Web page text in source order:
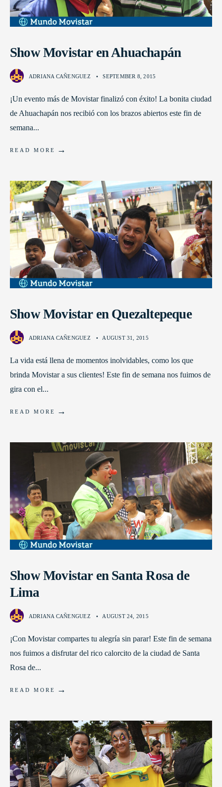
Show Movistar en Ahuachapán
ADRIANA CAÑENGUEZ • SEPTEMBER 8, 2015
¡Un evento más de Movistar finalizó con éxito! La bonita ciudad
de Ahuachapán nos recibió con los brazos abiertos este fin de
semana...
READ MORE →
Show Movistar en Quezaltepeque
ADRIANA CAÑENGUEZ • AUGUST 31, 2015
La vida está llena de momentos inolvidables, como los que
brinda Movistar a sus clientes! Este fin de semana nos fuimos de
gira con el...
READ MORE →
Show Movistar en Santa Rosa de
Lima
ADRIANA CAÑENGUEZ • AUGUST 24, 2015
¡Con Movistar compartes tu alegría sin parar! Este fin de semana
nos fuimos a disfrutar del rico calorcito de la ciudad de Santa
Rosa de...
READ MORE →